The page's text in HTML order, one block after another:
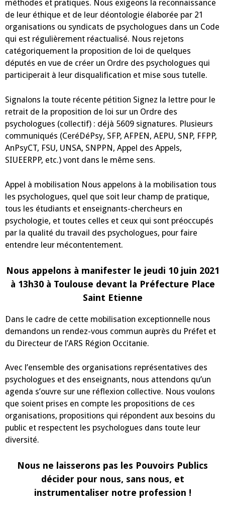
méthodes et pratiques. Nous exigeons la reconnaissance
de leur éthique et de leur déontologie élaborée par 21
organisations ou syndicats de psychologues dans un Code
qui est régulièrement réactualisé. Nous rejetons
catégoriquement la proposition de loi de quelques
députés en vue de créer un Ordre des psychologues qui
participerait à leur disqualification et mise sous tutelle.
Signalons la toute récente pétition Signez la lettre pour le
retrait de la proposition de loi sur un Ordre des
psychologues (collectif) : déjà 5609 signatures. Plusieurs
communiqués (CeréDéPsy, SFP, AFPEN, AEPU, SNP, FFPP,
AnPsyCT, FSU, UNSA, SNPPN, Appel des Appels,
SIUEERPP, etc.) vont dans le même sens.
Appel à mobilisation Nous appelons à la mobilisation tous
les psychologues, quel que soit leur champ de pratique,
tous les étudiants et enseignants-chercheurs en
psychologie, et toutes celles et ceux qui sont préoccupés
par la qualité du travail des psychologues, pour faire
entendre leur mécontentement.
Nous appelons à manifester le jeudi 10 juin 2021
à 13h30 à Toulouse devant la Préfecture Place
Saint Etienne
Dans le cadre de cette mobilisation exceptionnelle nous
demandons un rendez-vous commun auprès du Préfet et
du Directeur de l’ARS Région Occitanie.
Avec l’ensemble des organisations représentatives des
psychologues et des enseignants, nous attendons qu’un
agenda s’ouvre sur une réflexion collective. Nous voulons
que soient prises en compte les propositions de ces
organisations, propositions qui répondent aux besoins du
public et respectent les psychologues dans toute leur
diversité.
Nous ne laisserons pas les Pouvoirs Publics
décider pour nous, sans nous, et
instrumentaliser notre profession !